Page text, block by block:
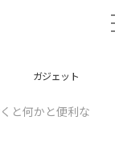
ガジェット
と何かと便利な